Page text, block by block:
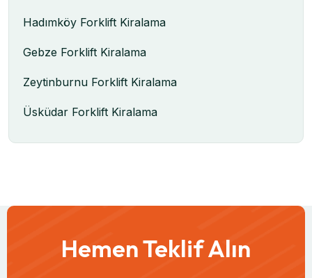
Hadımköy Forklift Kiralama
Gebze Forklift Kiralama
Zeytinburnu Forklift Kiralama
Üsküdar Forklift Kiralama
Hemen Teklif Alın